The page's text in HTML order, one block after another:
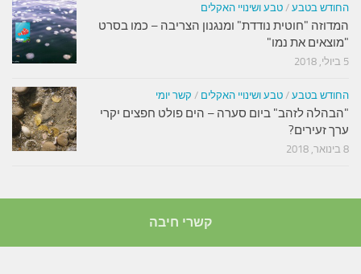
החודש בטבע / טבע ושינויי האקלים
המדוזה "חוטית נודדת" ומנגנון הצריבה – כמו בסרט
"מוצאים את נמו"
5 ביולי, 2018
החודש בטבע / טבע ושינויי האקלים / קשר יומי
"הבהלה לזהב" ביום סערה – הים פולט חפצים יקרי
ערך זעירים?
8 בינואר, 2018
קשרי חיבה